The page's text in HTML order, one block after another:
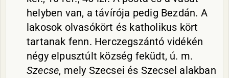
helyben van, a távírója pedig Bezdán. A
lakosok olvasókört és katholikus kört
tartanak fenn. Herczegszántó vidékén
négy elpusztúlt község feküdt, ú. m.
Szecse, mely Szecsei és Szecsel alakban